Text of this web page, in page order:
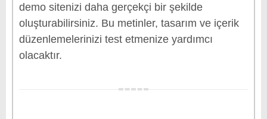
demo sitenizi daha gerçekçi bir şekilde
oluşturabilirsiniz. Bu metinler, tasarım ve içerik
düzenlemelerinizi test etmenize yardımcı
olacaktır.